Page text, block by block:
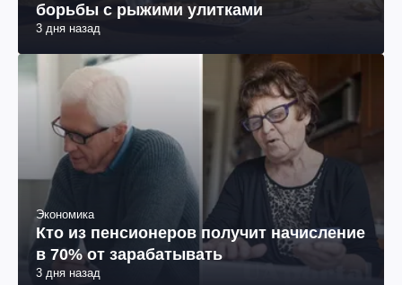
борьбы с рыжими улитками
3 дня назад
Экономика
Кто из пенсионеров получит начисление
в 70% от зарабатывать
3 дня назад